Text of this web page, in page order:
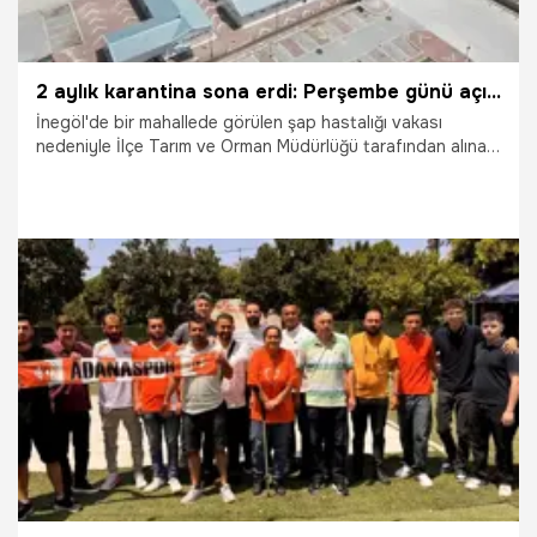
2 aylık karantina sona erdi: Perşembe günü açılıyor!
İnegöl'de bir mahallede görülen şap hastalığı vakası
nedeniyle İlçe Tarım ve Orman Müdürlüğü tarafından alınan
28.07.2026 Bursa